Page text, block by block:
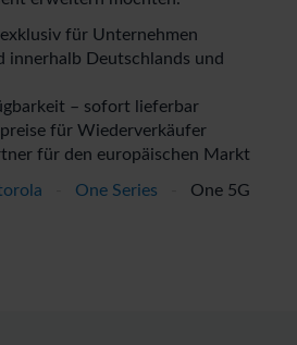
für Unternehmen
innerhalb Deutschlands und
– sofort lieferbar
für Wiederverkäufer
für den europäischen Markt
One Series One 5G